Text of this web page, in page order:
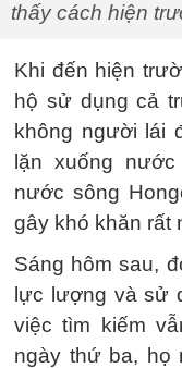
thấy cách hiện
Khi đến hiện
hộ sử dụng cả
không người lái
lặn xuống
nước sông
gây khó khăn rất
Sáng hôm sau,
lực lượng và sử
việc tìm kiếm
ngày thứ ba, họ